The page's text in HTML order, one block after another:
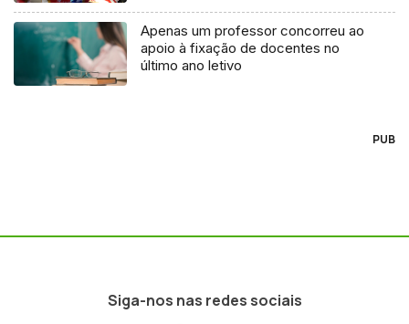
Apenas um professor concorreu ao
apoio à fixação de docentes no
último ano letivo
PUB
Siga-nos nas redes sociais